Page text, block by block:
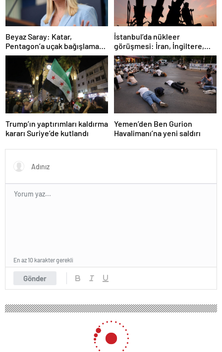
Beyaz Saray: Katar,
Pentagon’a uçak bağışlamayı
teklif etti
İstanbul’da nükleer
görüşmesi: İran, İngiltere,
Fransa ve Almanya buluşacak
Trump’ın yaptırımları kaldırma
kararı Suriye’de kutlandı
Yemen’den Ben Gurion
Havalimanı’na yeni saldırı
Gönder
En az 10 karakter gerekli